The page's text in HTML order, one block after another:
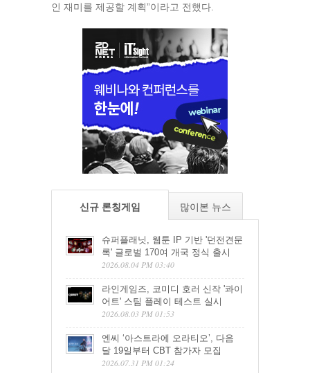
인 재미를 제공할 계획”이라고 전했다.
신규 론칭게임 많이본 뉴스
슈퍼플래닛, 웹툰 IP 기반 '던전견문
록' 글로벌 170여 개국 정식 출시
2026.08.04 PM 03:40
라인게임즈, 코미디 호러 신작 '콰이
어트' 스팀 플레이 테스트 실시
2026.08.03 PM 01:53
엔씨 ‘아스트라에 오라티오’, 다음
달 19일부터 CBT 참가자 모집
2026.07.31 PM 01:24